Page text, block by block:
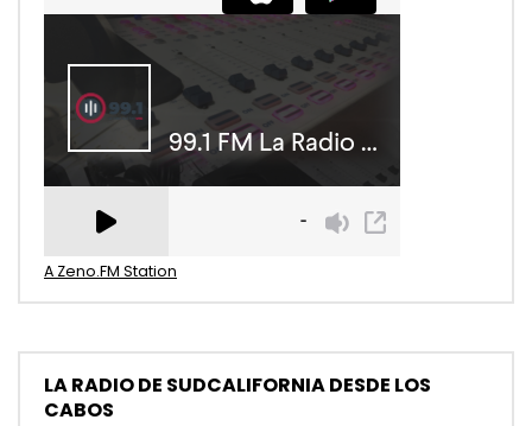
A Zeno.FM Station
LA RADIO DE SUDCALIFORNIA DESDE LOS
CABOS